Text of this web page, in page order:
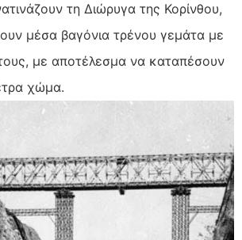
τη Διώρυγα της Κορίνθου,
μέσα βαγόνια τρένου γεμάτα με
με αποτέλεσμα να καταπέσουν
χώμα.